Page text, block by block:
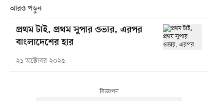
আরও পড়ুন
প্রথম টাই, প্রথম সুপার ওভার, এরপর
বাংলাদেশের হার
২১ অক্টোবর ২০২৫